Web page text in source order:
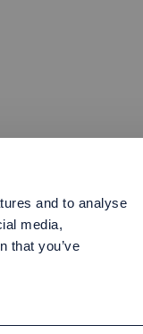
and to analyse
media,
that you’ve